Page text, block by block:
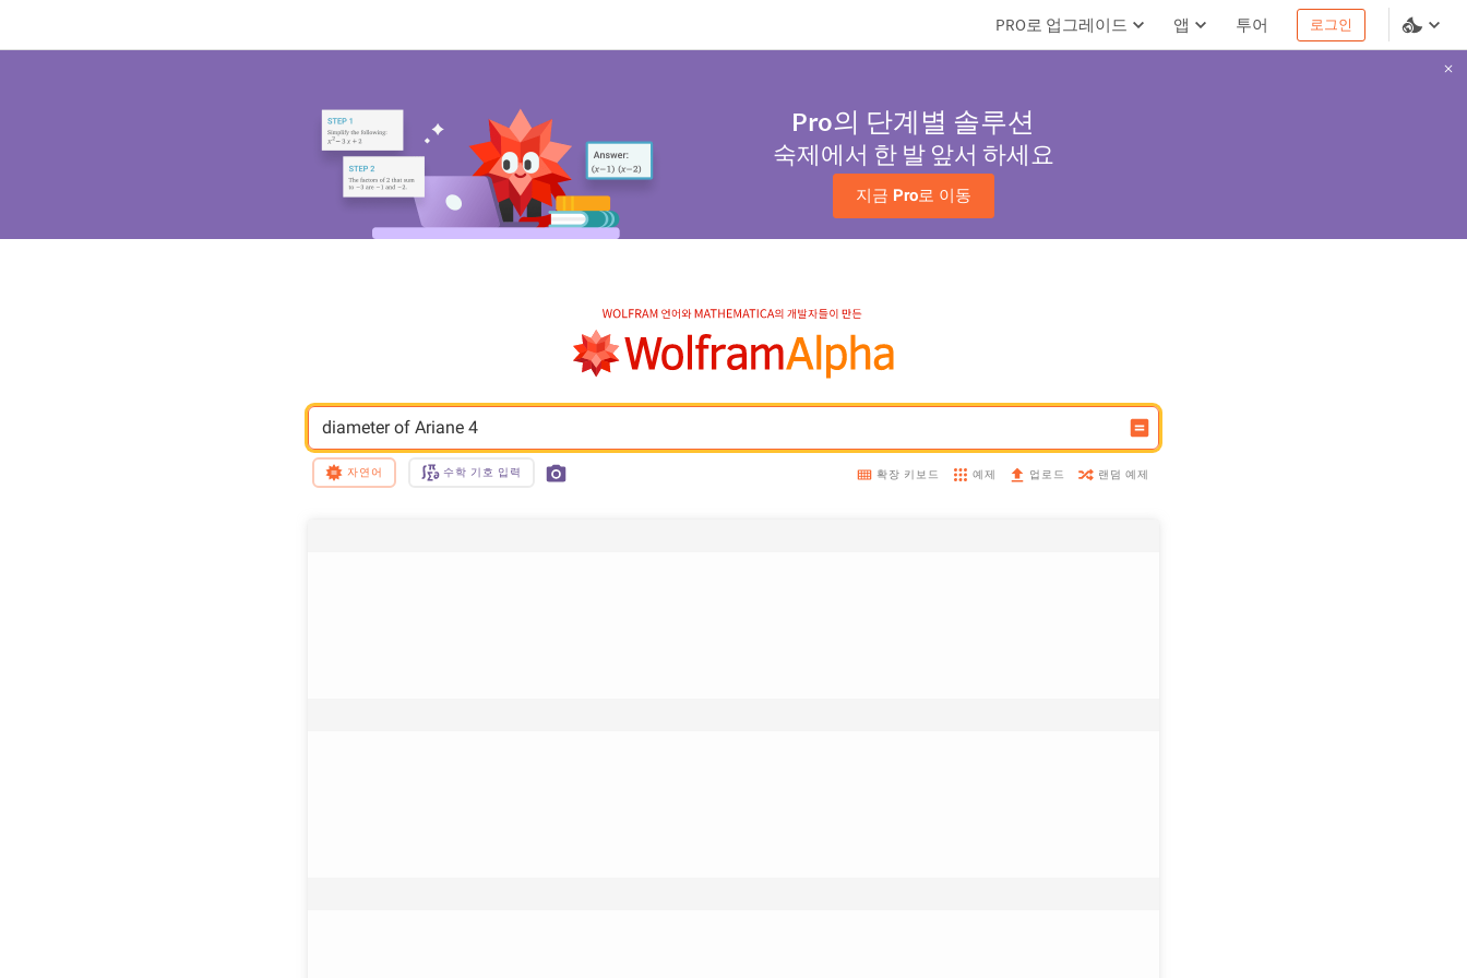
PRO로 업그레이드 앱 투어 로그인
Pro의 단계별 솔루션
숙제에서 한 발 앞서 하세요
지금 Pro로 이동
diameter of Ariane 4
자연어 수학 기호 입력 확장 키보드 예제 업로드 랜덤 예제